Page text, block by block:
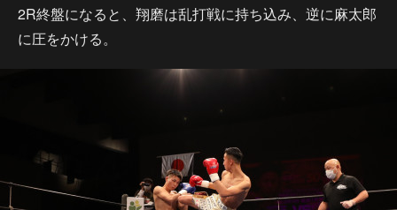
2R終盤になると、翔磨は乱打戦に持ち込み、逆に麻太郎
に圧をかける。